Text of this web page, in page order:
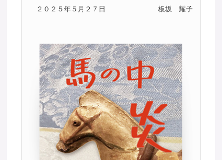
２０２５年５月２７日 板坂 耀子